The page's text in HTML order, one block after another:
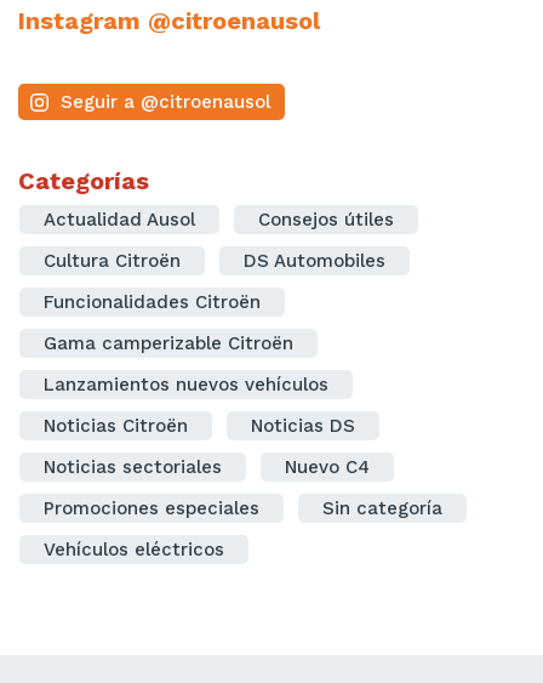
Instagram @citroenausol
Seguir a @citroenausol
Categorías
Actualidad Ausol
Consejos útiles
Cultura Citroën
DS Automobiles
Funcionalidades Citroën
Gama camperizable Citroën
Lanzamientos nuevos vehículos
Noticias Citroën
Noticias DS
Noticias sectoriales
Nuevo C4
Promociones especiales
Sin categoría
Vehículos eléctricos